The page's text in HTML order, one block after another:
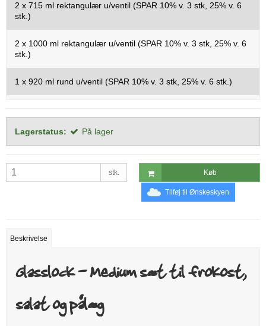
2 x 715 ml rektangulær u/ventil (SPAR 10% v. 3 stk, 25% v. 6
stk.)
2 x 1000 ml rektangulær u/ventil (SPAR 10% v. 3 stk, 25% v. 6
stk.)
1 x 920 ml rund u/ventil (SPAR 10% v. 3 stk, 25% v. 6 stk.)
Lagerstatus: På lager
stk. Køb
Tilføj til Ønskeskyen
Beskrivelse
Glasslock - Medium sæt til frokost,
salat og pålæg